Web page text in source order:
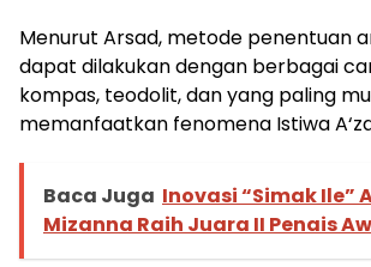
Menurut Arsad, metode penentuan
dapat dilakukan dengan berbagai
kompas, teodolit, dan yang paling
memanfaatkan fenomena Istiwa
Baca Juga Inovasi “Simak Ile”
Mizanna Raih Juara II Penais